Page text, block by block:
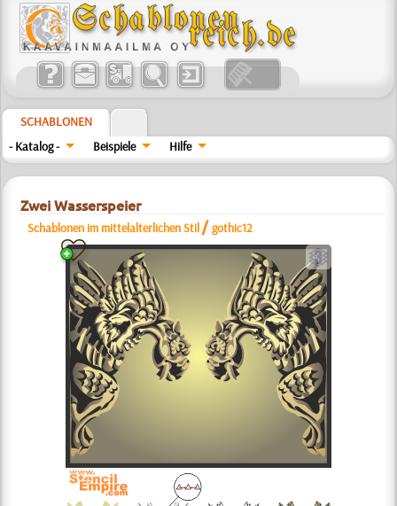
SCHABLONEN
- Katalog -
Beispiele Hilfe
Zwei Wasserspeier
Schablonen im mittelalterlichen Stil /gothic12
c